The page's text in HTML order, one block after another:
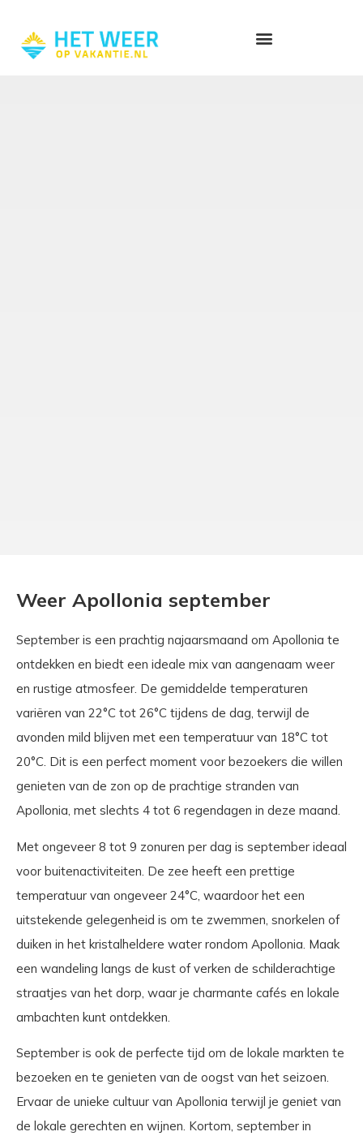
Weer Apollonia september
September is een prachtig najaarsmaand om Apollonia te
ontdekken en biedt een ideale mix van aangenaam weer
en rustige atmosfeer. De gemiddelde temperaturen
variëren van 22°C tot 26°C tijdens de dag, terwijl de
avonden mild blijven met een temperatuur van 18°C tot
20°C. Dit is een perfect moment voor bezoekers die willen
genieten van de zon op de prachtige stranden van
Apollonia, met slechts 4 tot 6 regendagen in deze maand.
Met ongeveer 8 tot 9 zonuren per dag is september ideaal
voor buitenactiviteiten. De zee heeft een prettige
temperatuur van ongeveer 24°C, waardoor het een
uitstekende gelegenheid is om te zwemmen, snorkelen of
duiken in het kristalheldere water rondom Apollonia. Maak
een wandeling langs de kust of verken de schilderachtige
straatjes van het dorp, waar je charmante cafés en lokale
ambachten kunt ontdekken.
September is ook de perfecte tijd om de lokale markten te
bezoeken en te genieten van de oogst van het seizoen.
Ervaar de unieke cultuur van Apollonia terwijl je geniet van
de lokale gerechten en wijnen. Kortom, september in